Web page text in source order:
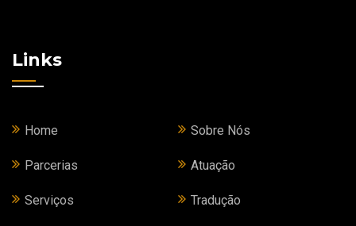
Links
Home Sobre Nós
Parcerias Atuação
Serviços Tradução